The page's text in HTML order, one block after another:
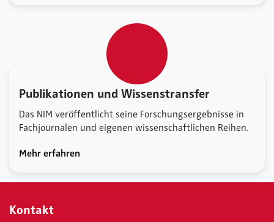
Publikationen und Wissenstransfer
Das NIM veröffentlicht seine Forschungsergebnisse in
Fachjournalen und eigenen wissenschaftlichen Reihen.
Mehr erfahren
Kontakt